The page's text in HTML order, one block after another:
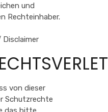
und
Rechteinhaber.
von dieser
Schutzrechte